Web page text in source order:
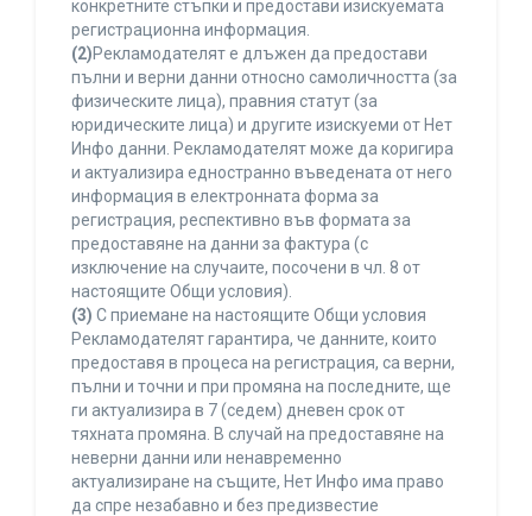
конкретните стъпки и предостави изискуемата
регистрационна информация.
(2)Рекламодателят е длъжен да предостави
пълни и верни данни относно самоличността (за
физическите лица), правния статут (за
юридическите лица) и другите изискуеми от Нет
Инфо данни. Рекламодателят може да коригира
и актуализира едностранно въведената от него
информация в електронната форма за
регистрация, респективно във формата за
предоставяне на данни за фактура (с
изключение на случаите, посочени в чл. 8 от
настоящите Общи условия).
(3) С приемане на настоящите Общи условия
Рекламодателят гарантира, че данните, които
предоставя в процеса на регистрация, са верни,
пълни и точни и при промяна на последните, ще
ги актуализира в 7 (седем) дневен срок от
тяхната промяна. В случай на предоставяне на
неверни данни или ненавременно
актуализиране на същите, Нет Инфо има право
да спре незабавно и без предизвестие